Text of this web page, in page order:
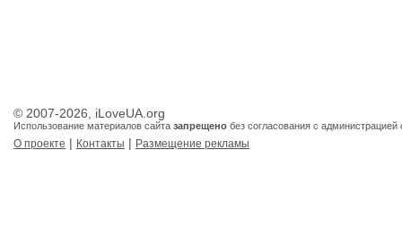
© 2007-2026, iLoveUA.org
Использование материалов сайта запрещено без согласования с администрацией
О проекте | Контакты | Размещение рекламы